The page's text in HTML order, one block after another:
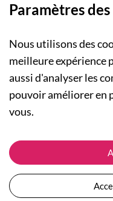
A PROPOS
Qui sommes-
Actualités
Nos
Plan du site
Devenir
NOS
Collection
Collection
Les Totebags
ASSISTANCE
Suivre ma
Expédition et
Retour et
Paramètres
Nous utilisons des
meilleure expérience
aussi d'analyser les
pouvoir améliorer en
vous.